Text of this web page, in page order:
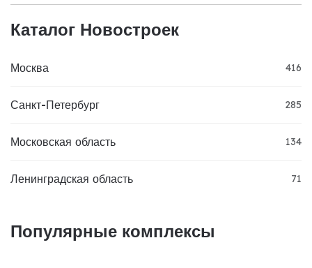
Каталог Новостроек
Москва 416
Санкт-Петербург 285
Московская область 134
Ленинградская область 71
Популярные комплексы